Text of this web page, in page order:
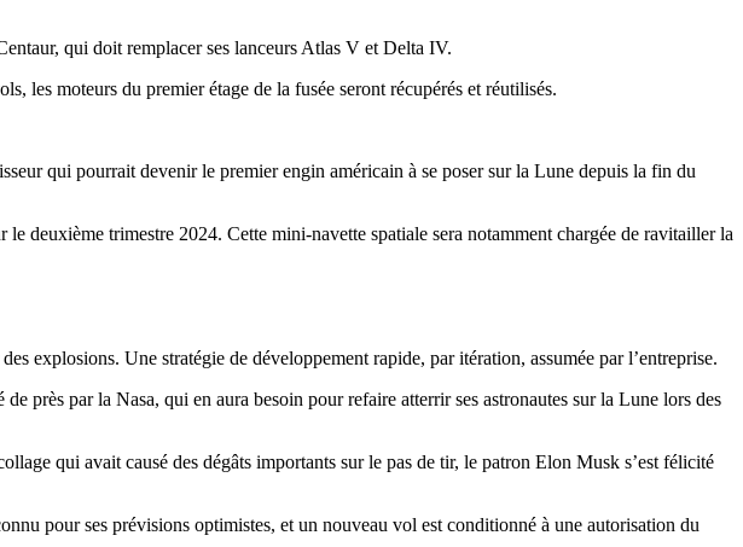
qui doit remplacer ses lanceurs Atlas V et Delta IV.
les moteurs du premier étage de la fusée seront récupérés et réutilisés.
qui pourrait devenir le premier engin américain à se poser sur la Lune depuis la fin du
deuxième trimestre 2024. Cette mini-navette spatiale sera notamment chargée de ravitailler la
explosions. Une stratégie de développement rapide, par itération, assumée par l’entreprise.
près par la Nasa, qui en aura besoin pour refaire atterrir ses astronautes sur la Lune lors des
qui avait causé des dégâts importants sur le pas de tir, le patron Elon Musk s’est félicité
pour ses prévisions optimistes, et un nouveau vol est conditionné à une autorisation du